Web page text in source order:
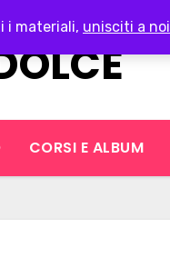
i materiali, unisciti a noi
CORSI E ALBUM